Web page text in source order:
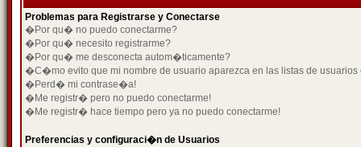
Problemas para Registrarse y Conectarse
�Por qu� no puedo conectarme?
�Por qu� necesito registrarme?
�Por qu� me desconecta autom�ticamente?
�C�mo evito que mi nombre de usuario aparezca en las listas de usuarios
�Perd� mi contrase�a!
�Me registr� pero no puedo conectarme!
�Me registr� hace tiempo pero ya no puedo conectarme!
Preferencias y configuraci�n de Usuarios